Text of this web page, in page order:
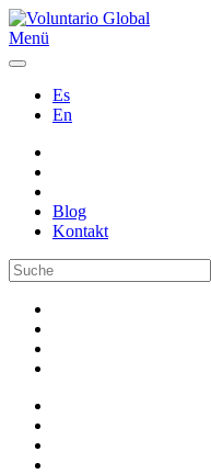
Menü
Es
En
Blog
Kontakt